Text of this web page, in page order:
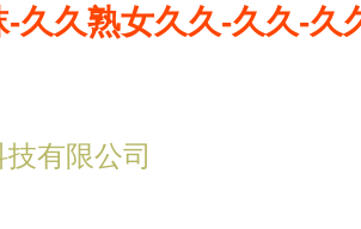
久久熟女久久-久久-
有限公司